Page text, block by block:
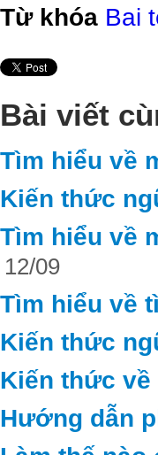
Từ khóa Bai
Bài viết
Tìm hiểu về
Kiến thức
Tìm hiểu về
12/09
Tìm hiểu về
Kiến thức
Kiến thức về
Hướng dẫn